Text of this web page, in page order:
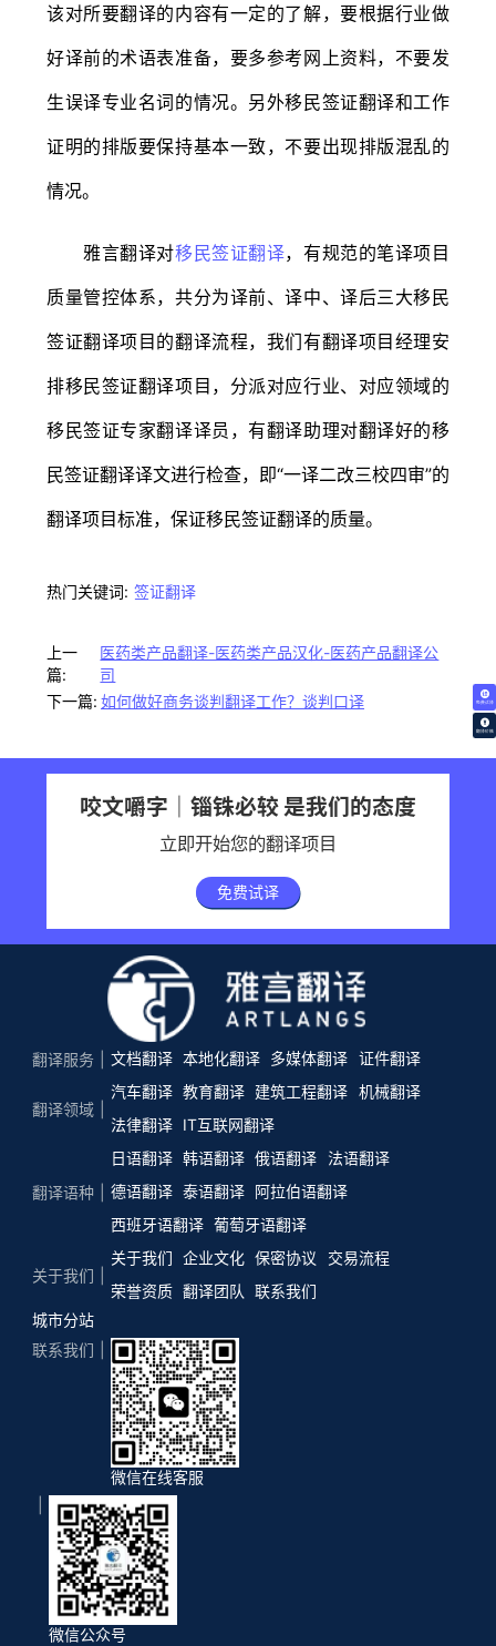
免费试译
翻译价格
该对所要翻译的内容有一定的了解，要根据行业做
好译前的术语表准备，要多参考网上资料，不要发
生误译专业名词的情况。另外移民签证翻译和工作
证明的排版要保持基本一致，不要出现排版混乱的
情况。
雅言翻译对移民签证翻译，有规范的笔译项目
质量管控体系，共分为译前、译中、译后三大移民
签证翻译项目的翻译流程，我们有翻译项目经理安
排移民签证翻译项目，分派对应行业、对应领域的
移民签证专家翻译译员，有翻译助理对翻译好的移
民签证翻译译文进行检查，即“一译二改三校四审”的
翻译项目标准，保证移民签证翻译的质量。
热门关键词: 签证翻译
上一
篇:
医药类产品翻译-医药类产品汉化-医药产品翻译公
司
下一篇: 如何做好商务谈判翻译工作？谈判口译
咬文嚼字｜锱铢必较 是我们的态度
立即开始您的翻译项目
免费试译
翻译服务 文档翻译 本地化翻译 多媒体翻译 证件翻译
翻译领域
汽车翻译 教育翻译 建筑工程翻译 机械翻译
法律翻译
IT互联网翻译
翻译语种
日语翻译 韩语翻译 俄语翻译
法语翻译
德语翻译 泰语翻译 阿拉伯语翻译
西班牙语翻译 葡萄牙语翻译
关于我们
关于我们 企业文化 保密协议
交易流程
荣誉资质 翻译团队
联系我们
城市分站
联系我们
微信在线客服
微信公众号